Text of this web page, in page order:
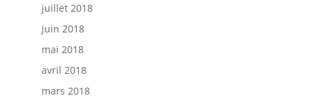
juillet 2018
juin 2018
mai 2018
avril 2018
mars 2018